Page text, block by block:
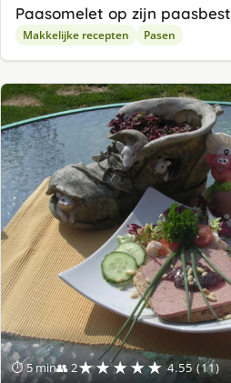
Paasomelet op zijn paasbest
Makkelijke recepten Pasen
⏱ 5 min👥 2★★★★★ 4.55 (11)